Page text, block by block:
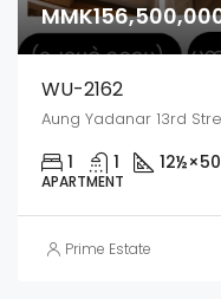
WU-2162
1 1 12½×50
APARTMENT
Prime Estate